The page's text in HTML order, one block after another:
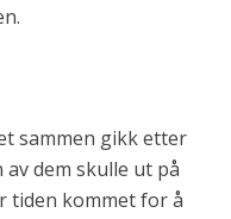
sammen gikk etter
dem skulle ut på
tiden kommet for å